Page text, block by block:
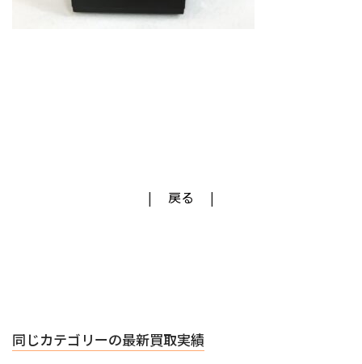
戻る
同じカテゴリーの最新買取実績